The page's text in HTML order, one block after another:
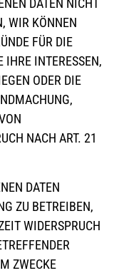
DATEN NICHT
WIR KÖNNEN
FÜR DIE
IHRE INTERESSEN,
ODER DIE
NACH ART. 21
DATEN
ZU BETREIBEN,
WIDERSPRUCH
ZWECKE